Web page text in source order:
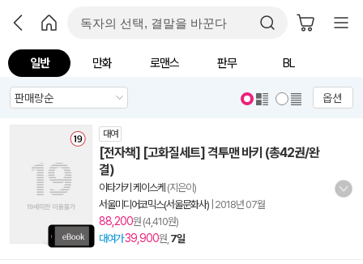
일반 만화 로맨스 판무 BL
옵션
대여
[전자책] [고화질세트] 격투맨 바키 (총42권/완
결)
이타가키 케이스케 (지은이)
서울미디어코믹스(서울문화사) 2018년 07월
88,200원 (4,410원)
대여가39,900원, 7일